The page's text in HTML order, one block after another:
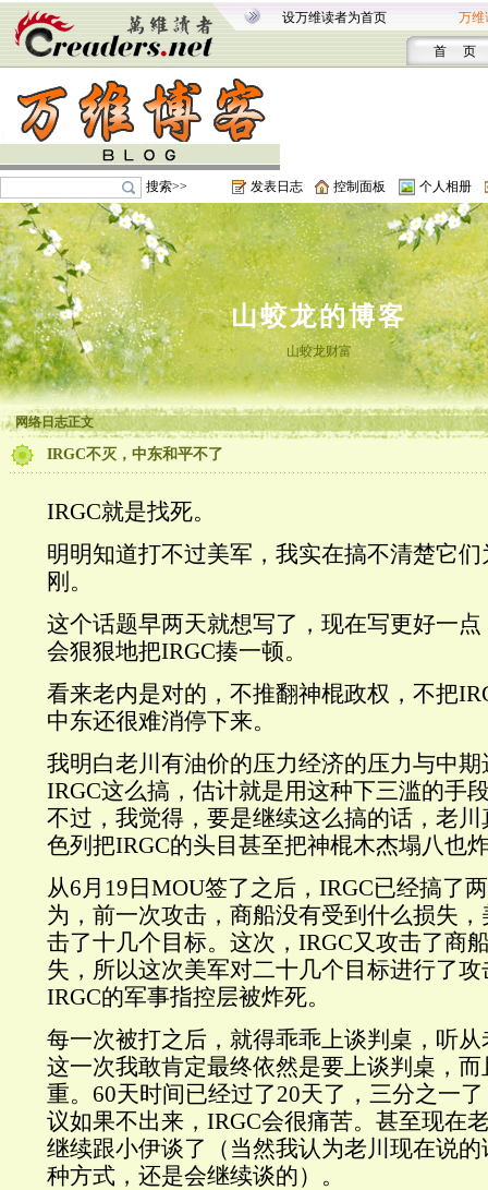
设万维读者为首页 万维
首 页
搜索>> 发表日志 控制面板 个人相册
山蛟龙的博客
山蛟龙财富
网络日志正文
IRGC不灭，中东和平不了
IRGC就是找死。
明明知道打不过美军，我实在搞不清楚它
刚。
这个话题早两天就想写了，现在写更好一
会狠狠地把IRGC揍一顿。
看来老内是对的，不推翻神棍政权，不把
中东还很难消停下来。
我明白老川有油价的压力经济的压力与中
IRGC这么搞，估计就是用这种下三滥的手
不过，我觉得，要是继续这么搞的话，老
色列把IRGC的头目甚至把神棍木杰塌八也
从6月19日MOU签了之后，IRGC已经搞了
为，前一次攻击，商船没有受到什么损失
击了十几个目标。这次，IRGC又攻击了商
失，所以这次美军对二十几个目标进行了
IRGC的军事指控层被炸死。
每一次被打之后，就得乖乖上谈判桌，听
这一次我敢肯定最终依然是要上谈判桌，
重。60天时间已经过了20天了，三分之一
议如果不出来，IRGC会很痛苦。甚至现在
继续跟小伊谈了（当然我认为老川现在说
种方式，还是会继续谈的）。